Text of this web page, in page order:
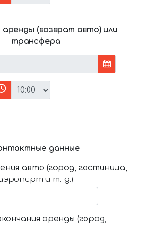
аренды (возврат авто) или
трансфера
данные
авто (город, гостиница,
и т. д.)
аренды (город,